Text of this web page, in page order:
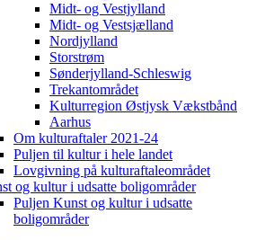
Midt- og Vestjylland
Midt- og Vestsjælland
Nordjylland
Storstrøm
Sønderjylland-Schleswig
Trekantområdet
Kulturregion Østjysk Vækstbånd
Aarhus
Om kulturaftaler 2021-24
Puljen til kultur i hele landet
Lovgivning på kulturaftaleområdet
og kultur i udsatte boligområder
Puljen Kunst og kultur i udsatte
boligområder